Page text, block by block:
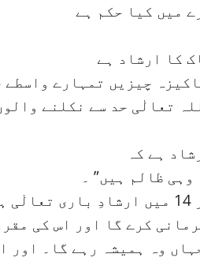
میں کیا حکم ہے
چیزیں تمہارے واسطے
تعالٰی حد سے نکلنے
ظالم ہیں” ۔
کرے گا اور اس کی
وہ ہمیشہ رہے گا۔ اور